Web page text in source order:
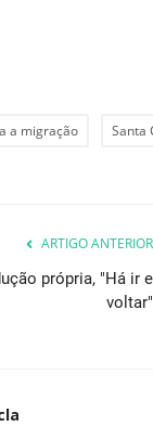
a migração Santa
ARTIGO ANTERIOR
própria, "Há ir e
voltar"